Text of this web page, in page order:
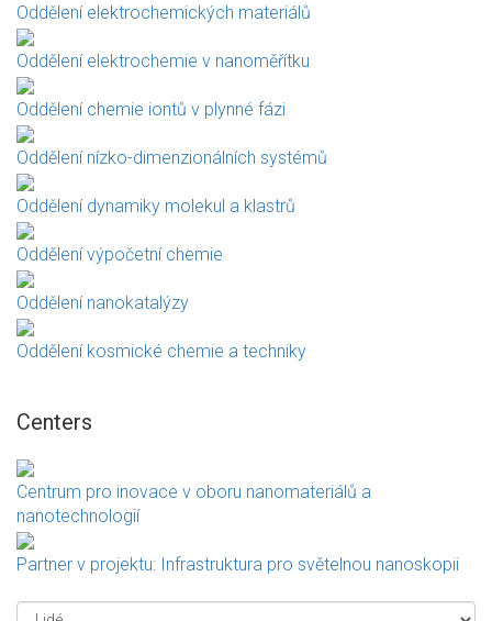
Oddělení elektrochemických materiálů
Oddělení elektrochemie v nanoměřítku
Oddělení chemie iontů v plynné fázi
Oddělení nízko-dimenzionálních systémů
Oddělení dynamiky molekul a klastrů
Oddělení výpočetní chemie
Oddělení nanokatalýzy
Oddělení kosmické chemie a techniky
Centers
Centrum pro inovace v oboru nanomateriálů a
nanotechnologií
Partner v projektu: Infrastruktura pro světelnou nanoskopii